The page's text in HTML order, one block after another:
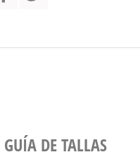
GUÍA DE TALLAS